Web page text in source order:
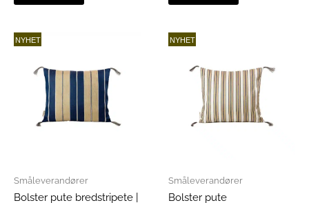
NYHET
Småleverandører
Bolster pute bredstripete |
NYHET
Småleverandører
Bolster pute